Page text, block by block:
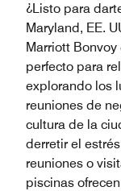
¿Listo para
Maryland, EE.
Marriott Bonvoy
perfecto para
explorando los
reuniones de
cultura de la
derretir el
reuniones o
piscinas